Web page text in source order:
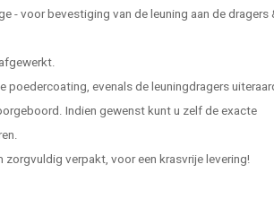
- voor bevestiging van de leuning aan de dragers
evenals de leuningdragers
Indien gewenst kunt u zelf de exacte
verpakt, voor een krasvrije levering!